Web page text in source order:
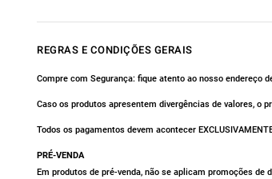
REGRAS E CONDIÇÕES GERAIS
Compre com Segurança: fique atento ao nosso endereço
Caso os produtos apresentem divergências de valores, o
Todos os pagamentos devem acontecer
PRÉ-VENDA
Em produtos de pré-venda, não se aplicam promoções de